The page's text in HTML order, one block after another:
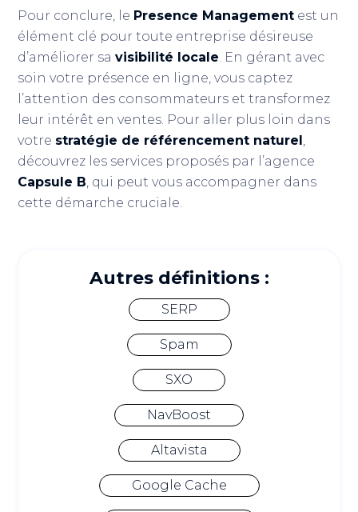
Pour conclure, le Presence Management est un
élément clé pour toute entreprise désireuse
d’améliorer savisibilité locale. En gérant avec
soin votre présence en ligne, vous captez
l’attention des consommateurs et transformez
leur intérêt en ventes. Pour aller plus loin dans
votre stratégie de référencement naturel,
découvrez les services proposés par l’agence
Capsule B, qui peut vous accompagner dans
cette démarche cruciale.
Autres définitions :
SERP
Spam
SXO
NavBoost
Altavista
Google Cache